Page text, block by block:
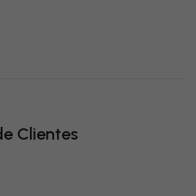
Clientes